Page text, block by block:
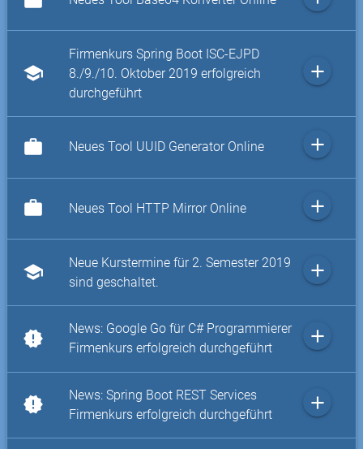
school
Firmenkurs Spring Boot ISC-EJPD
8./9./10. Oktober 2019 erfolgreich
durchgeführt
add
work Neues Tool UUID Generator Online add
work Neues Tool HTTP Mirror Online add
school
Neue Kurstermine für 2. Semester 2019
sind geschaltet.
add
new_releases
News: Google Go für C# Programmierer
Firmenkurs erfolgreich durchgeführt
add
new_releases
News: Spring Boot REST Services
Firmenkurs erfolgreich durchgeführt
add